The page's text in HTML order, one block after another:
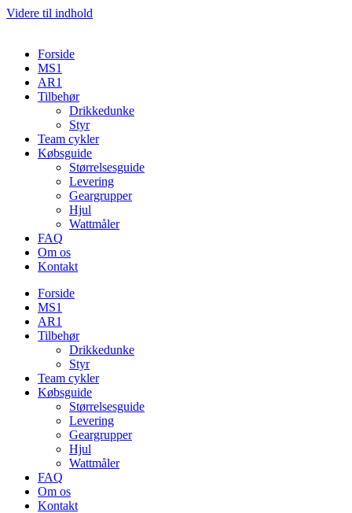
Videre til indhold
Forside
MS1
AR1
Tilbehør
Drikkedunke
Styr
Team cykler
Købsguide
Størrelsesguide
Levering
Geargrupper
Hjul
Wattmåler
FAQ
Om os
Kontakt
Forside
MS1
AR1
Tilbehør
Drikkedunke
Styr
Team cykler
Købsguide
Størrelsesguide
Levering
Geargrupper
Hjul
Wattmåler
FAQ
Om os
Kontakt